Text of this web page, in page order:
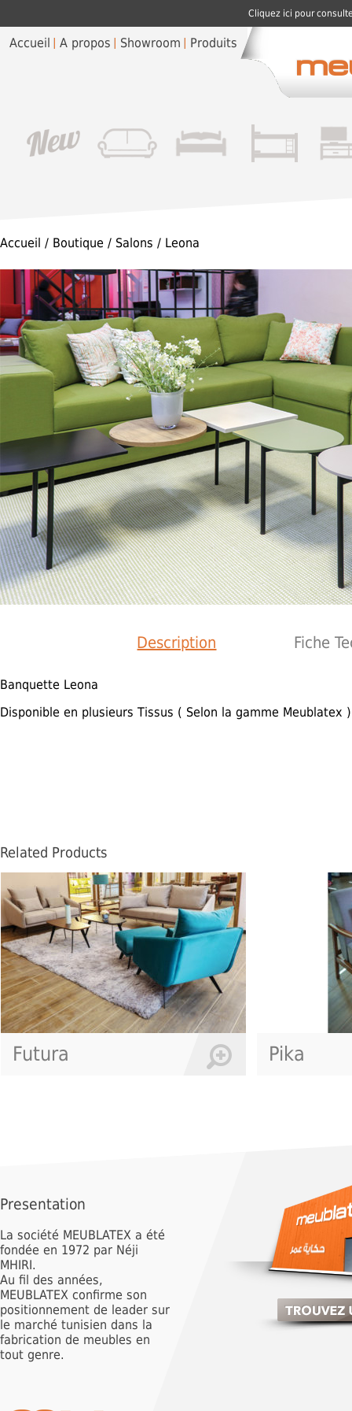
Cliquez ici pour
Accueil A propos Showroom Produits
Accueil / Boutique / Salons / Leona
Description Fiche
Banquette Leona
Disponible en plusieurs Tissus ( Selon la gamme Meublatex )
Related Products
Futura Pika
Presentation
La société MEUBLATEX a été
fondée en 1972 par Néji
MHIRI.
Au fil des années,
MEUBLATEX confirme son
positionnement de leader sur
le marché tunisien dans la
fabrication de meubles en
tout genre.